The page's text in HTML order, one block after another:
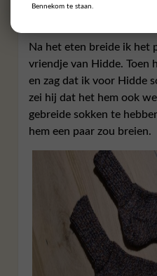
Na het eten breide ik het
vriendje van Hidde. Toen
en zag dat ik voor Hidde
zei hij dat het hem ook
gebreide sokken te
hem een paar zou breien.
Bennekom te staan.